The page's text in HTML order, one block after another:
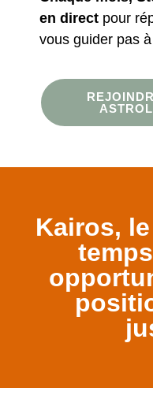
en direct pour
vous guider pas
Kairos,